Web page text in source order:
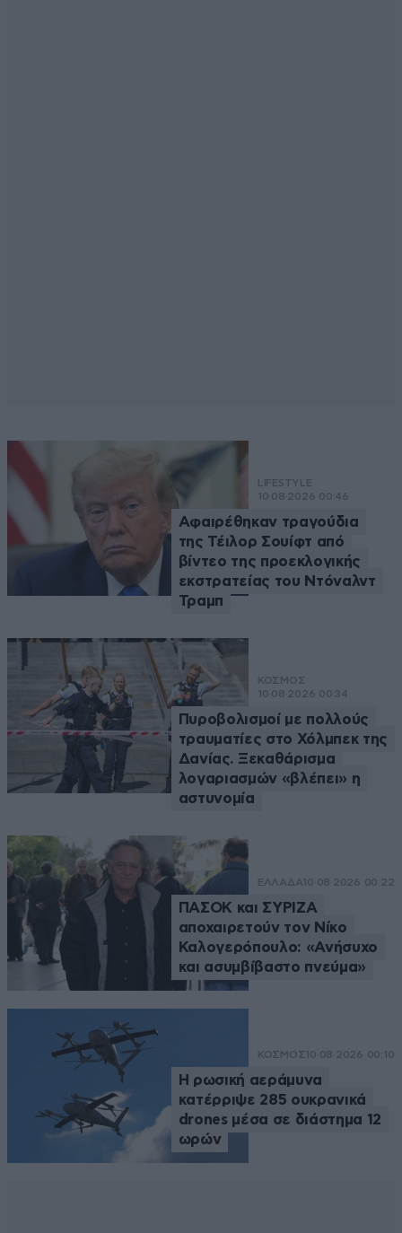
LIFESTYLE
10·08·2026 00:46
Αφαιρέθηκαν τραγούδια
της Τέιλορ Σουίφτ από
βίντεο της προεκλογικής
εκστρατείας του Ντόναλντ
Τραμπ
ΚΟΣΜΟΣ
10·08·2026 00:34
Πυροβολισμοί με πολλούς
τραυματίες στο Χόλμπεκ της
Δανίας. Ξεκαθάρισμα
λογαριασμών «βλέπει» η
αστυνομία
ΕΛΛΑΔΑ 10·08·2026 00:22
ΠΑΣΟΚ και ΣΥΡΙΖΑ
αποχαιρετούν τον Νίκο
Καλογερόπουλο: «Ανήσυχο
και ασυμβίβαστο πνεύμα»
ΚΟΣΜΟΣ 10·08·2026 00:10
Η ρωσική αεράμυνα
κατέρριψε 285 ουκρανικά
drones μέσα σε διάστημα 12
ωρών